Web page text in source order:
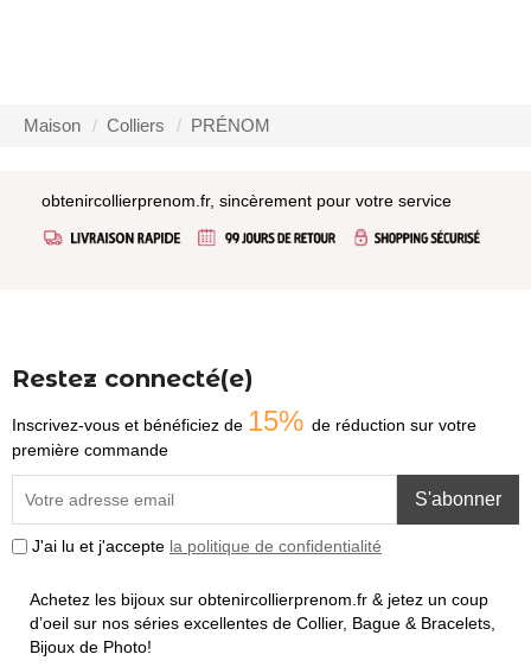
Maison Colliers PRÉNOM
obtenircollierprenom.fr, sincèrement pour votre service
Restez connecté(e)
Inscrivez-vous et bénéficiez de 15% de réduction sur votre
première commande
S'abonner
J'ai lu et j'accepte la politique de confidentialité
Achetez les bijoux sur obtenircollierprenom.fr & jetez un coup
d’oeil sur nos séries excellentes de Collier, Bague & Bracelets,
Bijoux de Photo!